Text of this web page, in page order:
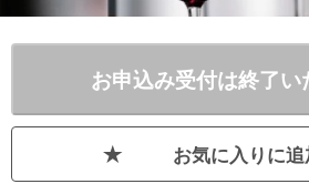
お気に入りに追
お申込み受付は終了い